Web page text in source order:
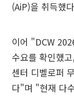
(AiP)을 취득했
이어 "DCW
수요를 확인했
센터 디벨로퍼
다"며 "현재 다